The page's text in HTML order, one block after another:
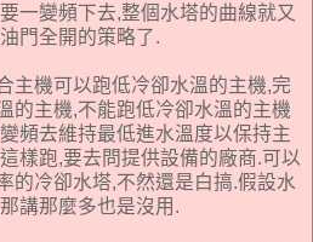
一變頻下去,整個水塔的曲線就又
門全開的策略了.
主機可以跑低冷卻水溫的主機,完
的主機,不能跑低冷卻水溫的主機
頻去維持最低進水溫度以保持主
樣跑,要去問提供設備的廠商.可以
的冷卻水塔,不然還是白搞.假設水
講那麼多也是沒用.